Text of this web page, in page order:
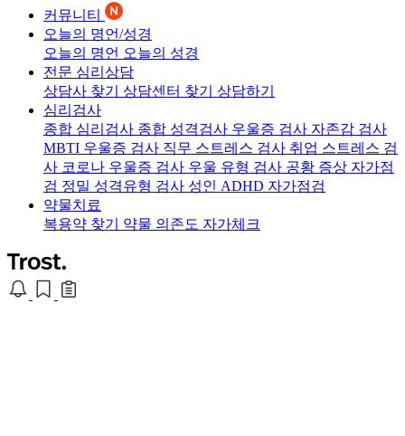
커뮤니티
오늘의 명언/성경
오늘의 명언 오늘의 성경
전문 심리상담
상담사 찾기 상담센터 찾기 상담하기
심리검사
종합 심리검사 종합 성격검사 우울증 검사 자존감 검사
MBTI 우울증 검사 직무 스트레스 검사 취업 스트레스 검
사 코로나 우울증 검사 우울 유형 검사 공황 증상 자가점
검 정밀 성격유형 검사 성인 ADHD 자가점검
약물치료
복용약 찾기 약물 의존도 자가체크